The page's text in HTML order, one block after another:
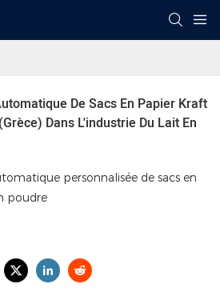
De Sacs En Papier Kraft
Dans L'industrie Du Lait En
personnalisée de sacs en
poudre